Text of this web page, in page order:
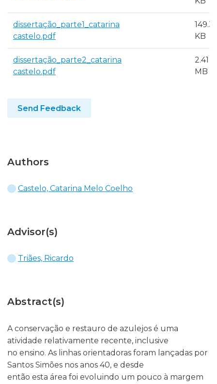
dissertação_parte1_catarina
castelo.pdf
KB
dissertação_parte2_catarina
castelo.pdf
2.41
MB
Send Feedback
Authors
Castelo, Catarina Melo Coelho
Advisor(s)
Triães, Ricardo
Abstract(s)
A conservação e restauro de azulejos é uma
atividade relativamente recente, inclusive
no ensino. As linhas orientadoras foram lançadas por
Santos Simões nos anos 40, e desde
então esta área foi evoluindo um pouco à margem